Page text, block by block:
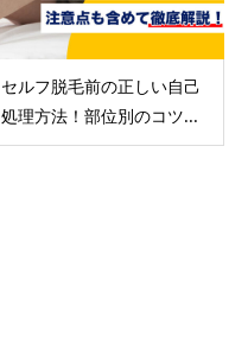
セルフ脱毛前の正しい自己
処理方法！部位別のコツ...